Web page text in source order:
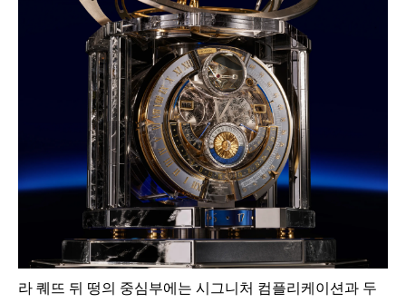
라 퀘뜨 뒤 떵의 중심부에는 시그니처 컴플리케이션과 두